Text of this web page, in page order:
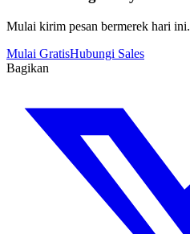
Mulai kirim pesan bermerek hari ini.
Mulai GratisHubungi Sales
Bagikan